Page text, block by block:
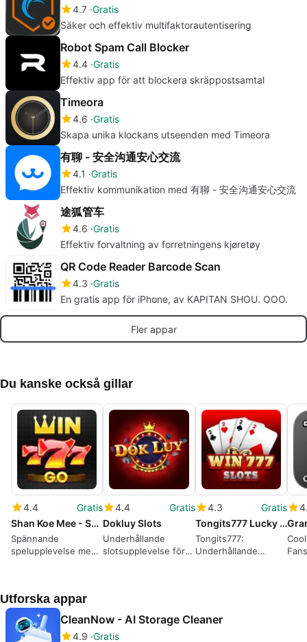
4.7 Gratis
Säker och effektiv multifaktorautentisering
Robot Spam Call Blocker
4.4 Gratis
Effektiv app för att blockera skräppostsamtal
Timeora
4.6 Gratis
Skapa unika klockans utseenden med Timeora
有聊 - 安全沟通安心交流
4.1 Gratis
Effektiv kommunikation med 有聊 - 安全沟通安心交流
途狐管车
4.6 Gratis
Effektiv forvaltning av forretningens kjøretøy
QR Code Reader Barcode Scan
4.3 Gratis
En gratis app för iPhone, av KAPITAN SHOU. OOO.
Fler appar
Du kanske också gillar
4.4
Gratis
Shan Koe Mee - SKM777
Spännande
spelupplevelse med
4.4
Gratis
Dokluy Slots
Underhållande
slotsupplevelse för
4.3
Gratis
Tongits777 Lucky 9 Pusoy Game
Tongits777:
Underhållande
Utforska appar
CleanNow - AI Storage Cleaner
4.9 Gratis